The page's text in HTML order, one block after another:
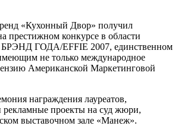
«Кухонный Двор» получил
престижном конкурсе в области
БРЭНД ГОДА/EFFIE 2007, единственном
не только международное
Американской Маркетинговой
награждения лауреатов,
рекламные проекты на суд жюри,
выставочном зале «Манеж».